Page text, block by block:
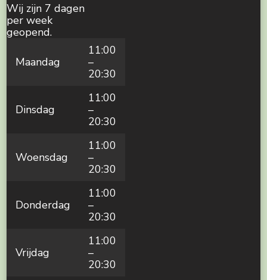
Wij zijn 7 dagen
per week
geopend.
Maandag
11:00
–
20:30
Dinsdag
11:00
–
20:30
Woensdag
11:00
–
20:30
Donderdag
11:00
–
20:30
Vrijdag
11:00
–
20:30